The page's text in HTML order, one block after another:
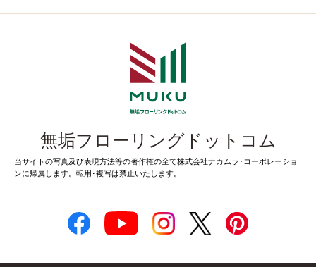
無垢フローリングドットコム
当サイトの写真及び表現方法等の著作権の全て株式会社ナカムラ･コーポレーショ
ンに帰属します。転用･複写は禁止いたします。